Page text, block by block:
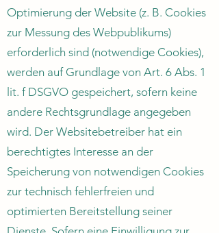
Optimierung der Website (z. B. Cookies
zur Messung des Webpublikums)
erforderlich sind (notwendige Cookies),
werden auf Grundlage von Art. 6 Abs. 1
lit. f DSGVO gespeichert, sofern keine
andere Rechtsgrundlage angegeben
wird. Der Websitebetreiber hat ein
berechtigtes Interesse an der
Speicherung von notwendigen Cookies
zur technisch fehlerfreien und
optimierten Bereitstellung seiner